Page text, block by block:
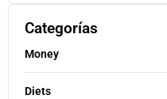
Categorías
Money
Diets